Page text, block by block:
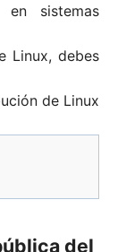
en sistemas
Linux, debes
de Linux
del